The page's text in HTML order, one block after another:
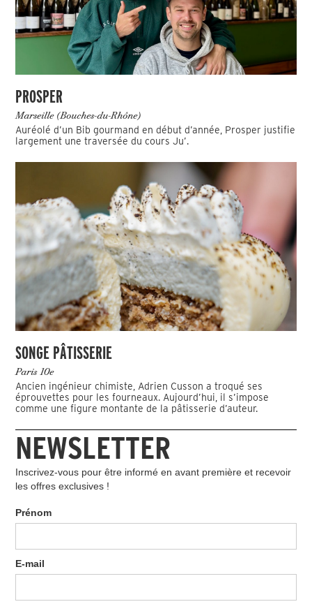
PROSPER
Marseille (Bouches-du-Rhône)
Auréolé d’un Bib gourmand en début d’année, Prosper justifie
largement une traversée du cours Ju’.
SONGE PÂTISSERIE
Paris 10e
Ancien ingénieur chimiste, Adrien Cusson a troqué ses
éprouvettes pour les fourneaux. Aujourd’hui, il s’impose
comme une figure montante de la pâtisserie d’auteur.
NEWSLETTER
Inscrivez-vous pour être informé en avant première et recevoir
les offres exclusives !
Prénom
E-mail